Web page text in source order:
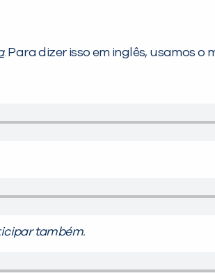
. Para dizer isso em inglês, usamos o
também.